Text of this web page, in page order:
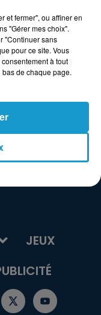
JEUX
et fermer", ou affiner en
"Gérer mes choix".
"Continuer sans
pour ce site. Vous
à tout
de chaque page.